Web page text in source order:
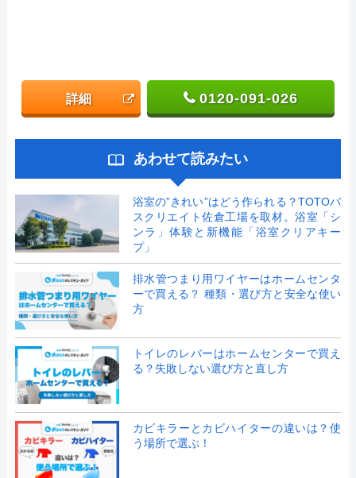
詳細 0120-091-026
あわせて読みたい
浴室の”きれい”はどう作られる？TOTOバ
スクリエイト佐倉工場を取材。浴室「シ
ンラ」体験と新機能「浴室クリアキー
プ」
排水管つまり用ワイヤーはホームセンタ
ーで買える？ 種類・選び方と安全な使い
方
トイレのレバーはホームセンターで買え
る？失敗しない選び方と直し方
カビキラーとカビハイターの違いは？使
う場所で選ぶ！